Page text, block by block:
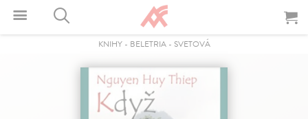
KNIHY- BELETRIA- SVETOVÁ